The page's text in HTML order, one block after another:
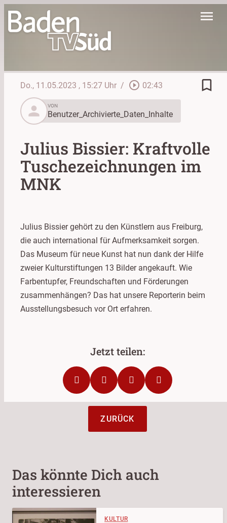
menu
Do., 11.05.2023 , 15:27 Uhr / play_circle_outline 02:43
bookmark_border
person
VON
Benutzer_Archivierte_Daten_Inhalte
Julius Bissier: Kraftvolle
Tuschezeichnungen im
MNK
Julius Bissier gehört zu den Künstlern aus Freiburg,
die auch international für Aufmerksamkeit sorgen.
Das Museum für neue Kunst hat nun dank der Hilfe
zweier Kulturstiftungen 13 Bilder angekauft. Wie
Farbentupfer, Freundschaften und Förderungen
zusammenhängen? Das hat unsere Reporterin beim
Ausstellungsbesuch vor Ort erfahren.
ZURÜCK
Das könnte Dich auch
interessieren
KULTUR